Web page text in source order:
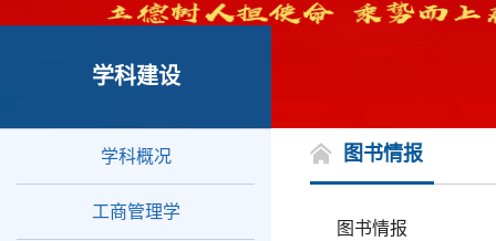
学科建设
学科概况
工商管理学
图书情报
图书情报